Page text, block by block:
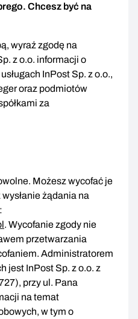
Chcesz być na
wyraź zgodę na
z o.o. informacji o
InPost Sp. z o.o.,
oraz podmiotów
za
Możesz wycofać je
żądania na
. Wycofanie zgody nie
przetwarzania
Administratorem
jest InPost Sp. z o.o. z
przy ul. Pana
na temat
w tym o